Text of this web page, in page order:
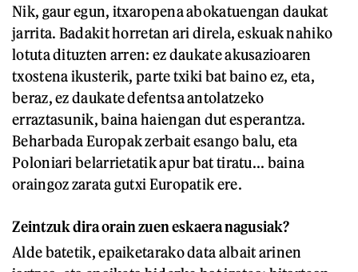
Nik, gaur egun, itxaropena abokatuengan daukat
jarrita. Badakit horretan ari direla, eskuak nahiko
lotuta dituzten arren: ez daukate akusazioaren
txostena ikusterik, parte txiki bat baino ez, eta,
beraz, ez daukate defentsa antolatzeko
erraztasunik, baina haiengan dut esperantza.
Beharbada Europak zerbait esango balu, eta
Poloniari belarrietatik apur bat tiratu... baina
oraingoz zarata gutxi Europatik ere.
Zeintzuk dira orain zuen eskaera nagusiak?
Alde batetik, epaiketarako data albait arinen